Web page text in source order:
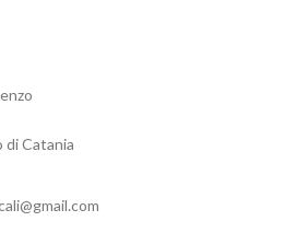
di Catania